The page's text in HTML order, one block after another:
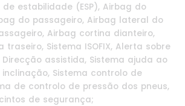
de estabilidade (ESP), Airbag do
do passageiro, Airbag lateral do
Airbag cortina dianteiro,
traseiro, Sistema ISOFIX, Alerta sobre
assistida, Sistema ajuda ao
Sistema controlo de
de controlo de pressão dos pneus,
de segurança;